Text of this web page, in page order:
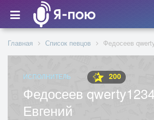
Главная Список певцов Федосеев
ИСПОЛНИТЕЛЬ 200
Федосеев
Евгений